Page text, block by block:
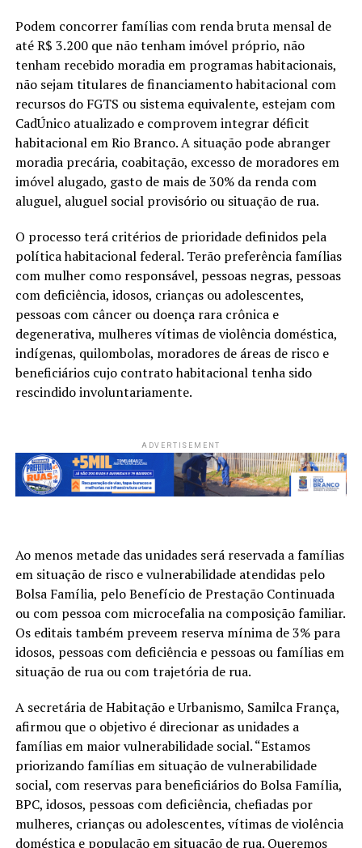
Podem concorrer famílias com renda bruta mensal de
até R$ 3.200 que não tenham imóvel próprio, não
tenham recebido moradia em programas habitacionais,
não sejam titulares de financiamento habitacional com
recursos do FGTS ou sistema equivalente, estejam com
CadÚnico atualizado e comprovem integrar déficit
habitacional em Rio Branco. A situação pode abranger
moradia precária, coabitação, excesso de moradores em
imóvel alugado, gasto de mais de 30% da renda com
aluguel, aluguel social provisório ou situação de rua.
O processo terá critérios de prioridade definidos pela
política habitacional federal. Terão preferência famílias
com mulher como responsável, pessoas negras, pessoas
com deficiência, idosos, crianças ou adolescentes,
pessoas com câncer ou doença rara crônica e
degenerativa, mulheres vítimas de violência doméstica,
indígenas, quilombolas, moradores de áreas de risco e
beneficiários cujo contrato habitacional tenha sido
rescindido involuntariamente.
ADVERTISEMENT
Ao menos metade das unidades será reservada a famílias
em situação de risco e vulnerabilidade atendidas pelo
Bolsa Família, pelo Benefício de Prestação Continuada
ou com pessoa com microcefalia na composição familiar.
Os editais também preveem reserva mínima de 3% para
idosos, pessoas com deficiência e pessoas ou famílias em
situação de rua ou com trajetória de rua.
A secretária de Habitação e Urbanismo, Samilca França,
afirmou que o objetivo é direcionar as unidades a
famílias em maior vulnerabilidade social. “Estamos
priorizando famílias em situação de vulnerabilidade
social, com reservas para beneficiários do Bolsa Família,
BPC, idosos, pessoas com deficiência, chefiadas por
mulheres, crianças ou adolescentes, vítimas de violência
doméstica e população em situação de rua. Queremos